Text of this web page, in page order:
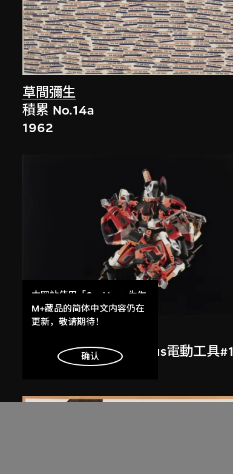
草間彌生
積累 No.14a
1962
五金店拼貼──Bauhaus電動工具#1
本网站使用「Cookies」为你
提供最好的网站体验。
了解更多
明白
M+藏品的简体中文内容仍在
更新，敬请期待！
确认